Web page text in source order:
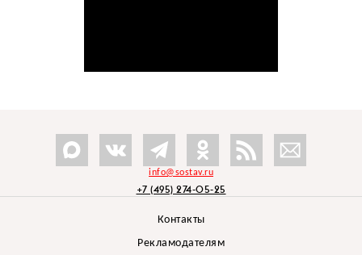
info@sostav.ru
+7 (495) 274-05-25
Контакты
Рекламодателям